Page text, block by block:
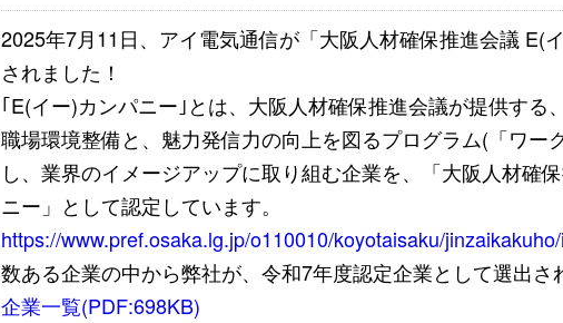
2025年7月11日、アイ電気通信が「大阪人材確保推進会議 E(
されました！
｢E(イー)カンパニー｣とは、大阪人材確保推進会議が提供する
職場環境整備と、魅力発信力の向上を図るプログラム(「ワー
し、業界のイメージアップに取り組む企業を、「大阪人材確
ニー」として認定しています。
https://www.pref.osaka.lg.jp/o110010/koyotaisaku/
数ある企業の中から弊社が、令和7年度認定企業として選出さ
企業一覧(PDF:698KB)